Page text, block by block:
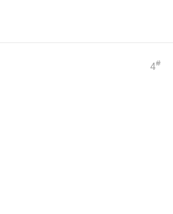
4#